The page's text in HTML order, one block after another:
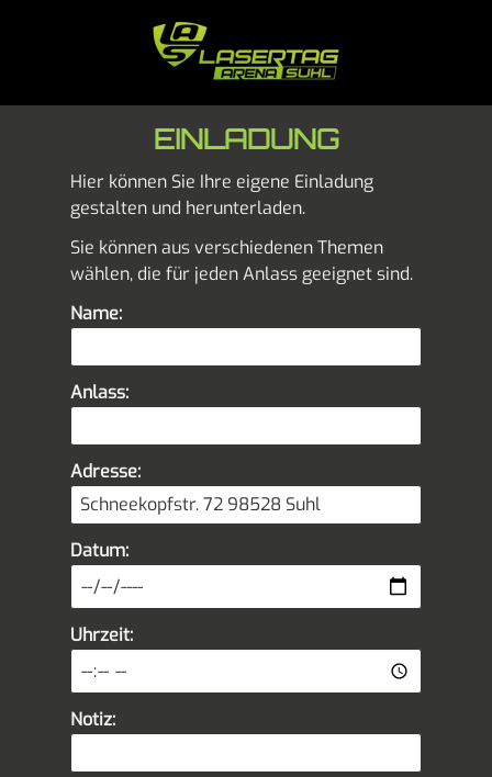
EINLADUNG
Hier können Sie Ihre eigene Einladung
gestalten und herunterladen.
Sie können aus verschiedenen Themen
wählen, die für jeden Anlass geeignet sind.
Name:
Anlass:
Adresse:
Datum:
Uhrzeit:
Notiz: